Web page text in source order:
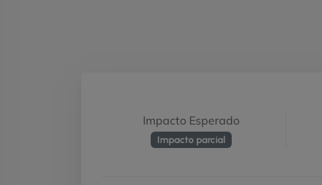
Impacto Esperado
Impacto parcial